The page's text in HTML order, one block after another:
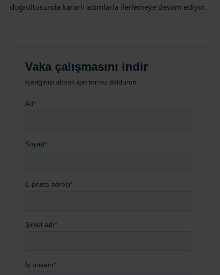
doğrultusunda kararlı adımlarla ilerlemeye devam ediyor.